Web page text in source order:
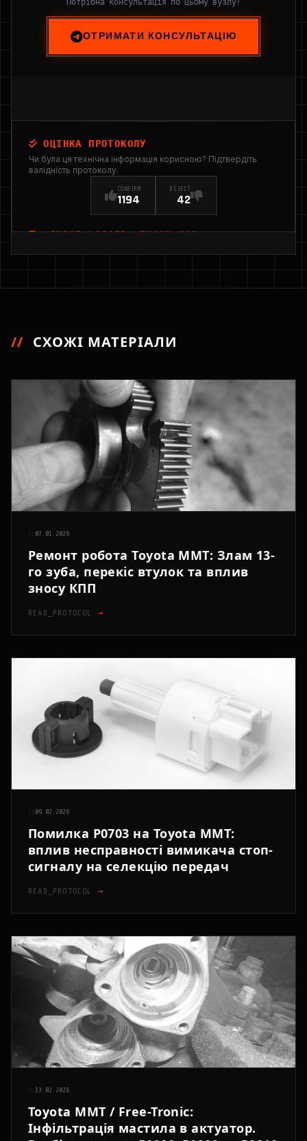
Потрібна консультація по цьому вузлу?
ОТРИМАТИ КОНСУЛЬТАЦІЮ
ОЦІНКА ПРОТОКОЛУ
Чи була ця технічна інформація корисною? Підтвердіть
валідність протоколу.
CONFIRM
1194
REJECT
42
INPUT_LOGGED: THANK YOU
// СХОЖІ МАТЕРІАЛИ
:: 07.01.2026
Ремонт робота Toyota MMT: Злам 13-
го зуба, перекіс втулок та вплив
зносу КПП
READ_PROTOCOL →
:: 09.02.2026
Помилка P0703 на Toyota MMT:
вплив несправності вимикача стоп-
сигналу на селекцію передач
READ_PROTOCOL →
:: 13.02.2026
Toyota MMT / Free-Tronic:
Інфільтрація мастила в актуатор.